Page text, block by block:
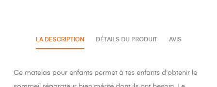
LA DESCRIPTION DÉTAILS DU PRODUIT AVIS
Ce matelas pour enfants permet à tes enfants d'obtenir le